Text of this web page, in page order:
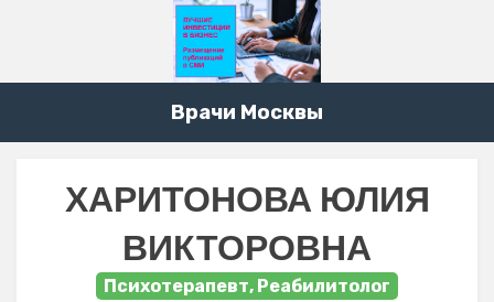
Врачи Москвы
ХАРИТОНОВА ЮЛИЯ
ВИКТОРОВНА
Психотерапевт, Реабилитолог